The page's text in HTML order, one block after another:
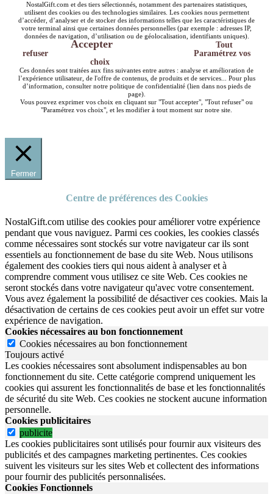
NostalGift.com et des tiers sélectionnés, notamment des partenaires statistiques,
utilisent des cookies ou des technologies similaires. Les cookies nous permettent
d’accéder, d’analyser et de stocker des informations telles que les caractéristiques de
votre terminal ainsi que certaines données personnelles (par exemple : adresses IP,
données de navigation, d’utilisation ou de géolocalisation, identifiants uniques).
Accepter
Tout
refuser
Paramétrez vos
choix
Ces données sont traitées aux fins suivantes entre autres : analyse et amélioration de
l’expérience utilisateur, de l'offre de contenus, de produits et de services... Pour plus
d’information, consulter notre politique de confidentialité (lien dans nos pieds de
page).
Vous pouvez exprimer vos choix en cliquant sur "Tout accepter", "Tout refuser" ou
"Paramétrez vos choix", et les modifier à tout moment sur notre site.
Fermer
Centre de préférences des Cookies
NostalGift.com utilise des cookies pour améliorer votre expérience
pendant que vous naviguez. Parmi ces cookies, les cookies classés
comme nécessaires sont stockés sur votre navigateur car ils sont
essentiels au fonctionnement de base du site Web. Nous utilisons
également des cookies tiers qui nous aident à analyser et à
comprendre comment vous utilisez ce site Web. Ces cookies ne
seront stockés dans votre navigateur qu'avec votre consentement.
Vous avez également la possibilité de désactiver ces cookies. Mais la
désactivation de certains de ces cookies peut avoir un effet sur votre
expérience de navigation.
Cookies nécessaires au bon fonctionnement
Cookies nécessaires au bon fonctionnement
Toujours activé
Les cookies nécessaires sont absolument indispensables au bon
fonctionnement du site. Cette catégorie comprend uniquement les
cookies qui assurent les fonctionnalités de base et les fonctionnalités
de sécurité du site Web. Ces cookies ne stockent aucune information
personnelle.
Cookies publicitaires
publicite
Les cookies publicitaires sont utilisés pour fournir aux visiteurs des
publicités et des campagnes marketing pertinentes. Ces cookies
suivent les visiteurs sur les sites Web et collectent des informations
pour fournir des publicités personnalisées.
Cookies Fonctionnels